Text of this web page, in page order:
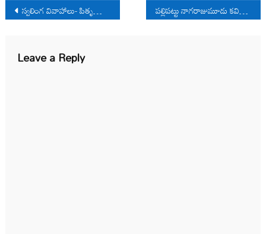
Post
navigation
స్వలింగ వివాహాలు- పితృస్వామిక కుటుంబ వ్యవస్థ పల్లిపట్టు నాగరాజుమూడు కవితలు
Leave a Reply